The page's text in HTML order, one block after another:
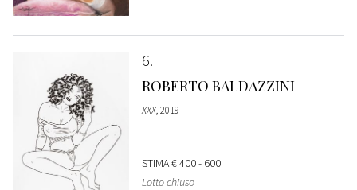
6
ROBERTO BALDAZZINI
XXX, 2019
STIMA€ 400 - 600
Lotto chiuso